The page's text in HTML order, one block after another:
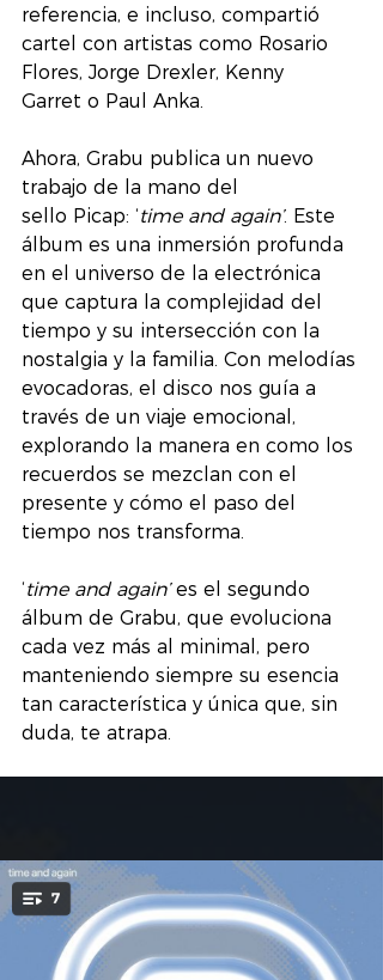
referencia, e incluso, compartió
cartel con artistas como Rosario
Flores, Jorge Drexler, Kenny
Garret o Paul Anka.
Ahora, Grabu publica un nuevo
trabajo de la mano del
sello Picap: ‘time and again’. Este
álbum es una inmersión profunda
en el universo de la electrónica
que captura la complejidad del
tiempo y su intersección con la
nostalgia y la familia. Con melodías
evocadoras, el disco nos guía a
través de un viaje emocional,
explorando la manera en como los
recuerdos se mezclan con el
presente y cómo el paso del
tiempo nos transforma.
‘time and again’ es el segundo
álbum de Grabu, que evoluciona
cada vez más al minimal, pero
manteniendo siempre su esencia
tan característica y única que, sin
duda, te atrapa.